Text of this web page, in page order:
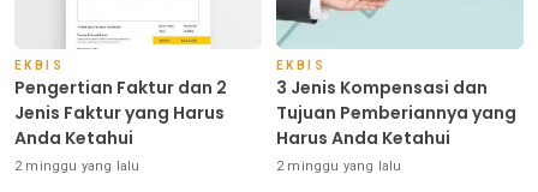
EKBIS
Pengertian Faktur dan 2
Jenis Faktur yang Harus
Anda Ketahui
2 minggu yang lalu
EKBIS
3 Jenis Kompensasi dan
Tujuan Pemberiannya yang
Harus Anda Ketahui
2 minggu yang lalu